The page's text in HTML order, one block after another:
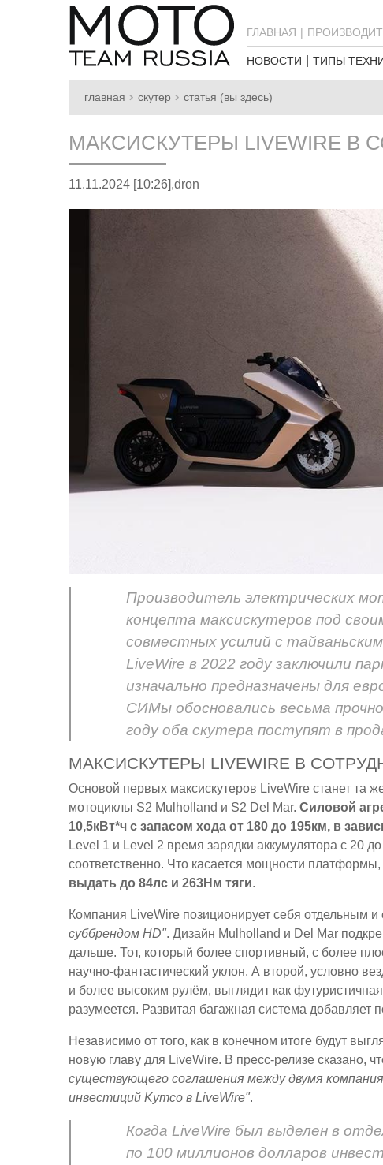
ГЛАВНАЯ
НОВОСТИ ТИПЫ
главная скутер статья (вы здесь)
МАКСИСКУТЕРЫ LIVEWIRE В
11.11.2024 [10:26],dron
Производитель электрических
концепта максискутеров под
совместных усилий с
LiveWire в 2022 году заключили
изначально предназначены для
СИМы обосновались весьма
году оба скутера поступят в
МАКСИСКУТЕРЫ LIVEWIRE В
Основой первых максискутеров LiveWire станет та
мотоциклы S2 Mulholland и S2 Del Mar. Силовой
10,5кВт*ч с запасом хода от 180 до 195км, в
Level 1 и Level 2 время зарядки аккумулятора с 20
соответственно. Что касается мощности
выдать до 84лс и 263Нм тяги.
Компания LiveWire позиционирует себя отдельным
суббрендом HD". Дизайн Mulholland и Del Mar
дальше. Тот, который более спортивный, с более
научно-фантастический уклон. А второй, условно
и более высоким рулём, выглядит как
разумеется. Развитая багажная система добавляет
Независимо от того, как в конечном итоге будут
новую главу для LiveWire. В пресс-релизе сказано,
существующего соглашения между двумя
инвестиций Kymco в LiveWire".
Когда LiveWire был выделен в
по 100 миллионов долларов